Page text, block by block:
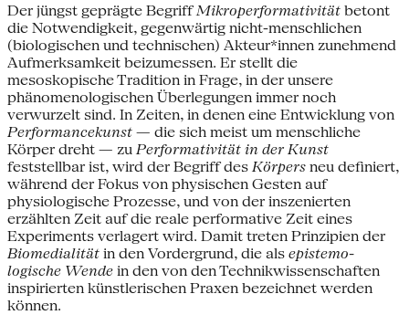
Der jüngst geprägte BegriffMikroper­formativität betont
die Notwendigkeit, gegenwärtig nicht-menschlichen
(biologischen und technischen) Akteur*innen zunehmend
Aufmerksamkeit beizumessen. Er stellt die
mesoskopische Tradition in Frage, in der unsere
phänomenologischen Überlegungen immer noch
verwurzelt sind. In Zeiten, in denen eine Entwicklung von
Performancekunst — die sich meist um menschliche
Körper dreht — zu Performativität in der Kunst
feststellbar ist, wird der Begriff des Körpers neu definiert,
während der Fokus von physischen Gesten auf
physiologische Prozesse, und von der inszenierten
erzählten Zeit auf die reale performative Zeit eines
Experiments verlagert wird. Damit treten Prinzipien der
Biomedialität in den Vordergrund, die als epistemo­
logische Wende in den von den Technikwissenschaften
inspirierten künstlerischen Praxen bezeichnet werden
können.